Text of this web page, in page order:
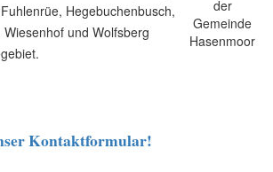
Hegebuchenbusch,
und Wolfsberg
Kontaktformular!